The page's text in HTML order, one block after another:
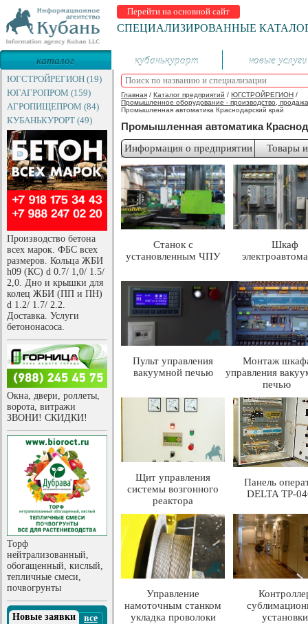
Перейти на основной сайт
СПЕЦИАЛИЗИРОВАННЫЕ
каталог
предприятий
кубанькурорт новые услуги
ЮГСТРОЙРЕГИОН (19)
ЮГАГРОПРОМ (159)
АГРОПИЩЕПРОМ (84)
КУБАНЬКУРОРТ (49)
Производство бетона
всех марок. ФБС всех
размеров. Кольца ЖБИ
h09 (КС) d 0.7/ 1,0/ 1.5/
2,0. Дно и крышки для
колец ЖБИ (ПП и ПН)
d 1.2/ 1.7/ 2.2.
Доставка. Услуги
бетононасоса.
Окна, двери, роллеты,
ворота, витражи
ЗВОНИ! СКИДКИ!
Торф
нейтрализованный,
обогащенный, кислый,
тепличные смеси,
почвогрунты
Новые заявки
все
Главная / Каталог предприятий / ЮГСТРОЙРЕГИОН /
Промышленное оборудование - производство,
Промышленная автоматика Краснодарский край
Промышленная автоматика
Информация о предприятии Товары
Станок с
установленным ЧПУ
Шкаф
Пульт управления
вакуумной печью
Монтаж
управления
печью
Щит управления
системы возгонного
реактора
Панель
DELTA TP-
Управление
намоточным станком
укладка проволоки
установки